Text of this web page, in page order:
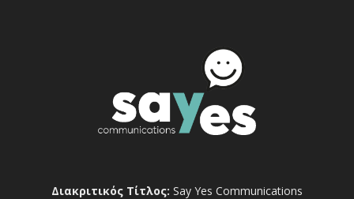
Διακριτικός Τίτλος: Say Yes Communications